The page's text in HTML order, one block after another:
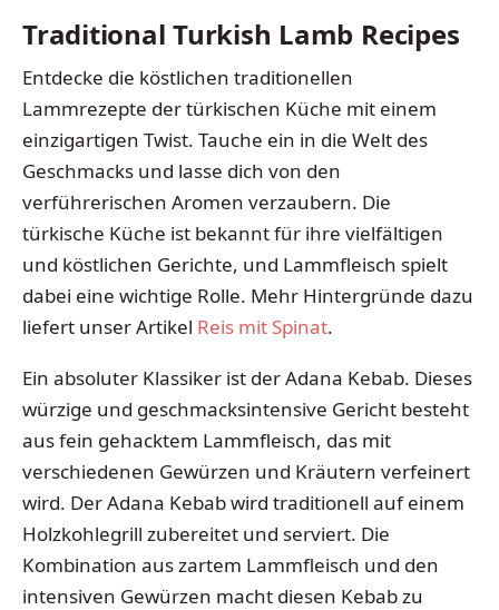
Traditional Turkish Lamb Recipes
Entdecke die köstlichen traditionellen
Lammrezepte der türkischen Küche mit einem
einzigartigen Twist. Tauche ein in die Welt des
Geschmacks und lasse dich von den
verführerischen Aromen verzaubern. Die
türkische Küche ist bekannt für ihre vielfältigen
und köstlichen Gerichte, und Lammfleisch spielt
dabei eine wichtige Rolle. Mehr Hintergründe dazu
liefert unser Artikel Reis mit Spinat.
Ein absoluter Klassiker ist der Adana Kebab. Dieses
würzige und geschmacksintensive Gericht besteht
aus fein gehacktem Lammfleisch, das mit
verschiedenen Gewürzen und Kräutern verfeinert
wird. Der Adana Kebab wird traditionell auf einem
Holzkohlegrill zubereitet und serviert. Die
Kombination aus zartem Lammfleisch und den
intensiven Gewürzen macht diesen Kebab zu